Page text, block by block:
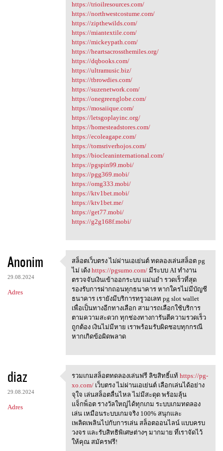
https://trioilresources.com/
https://northwestcostume.com/
https://zipthewilds.com/
https://miantextile.com/
https://mickeypath.com/
https://heartsacrossthemiles.org/
https://dqbooks.com/
https://ultramusic.biz/
https://tbrowdies.com/
https://suzenetwork.com/
https://onegreenglobe.com/
https://mosaiique.com/
https://letsgoplayinc.org/
https://homesteadstores.com/
https://ecoleagape.com/
https://tomsriverhojos.com/
https://biocleaninternational.com/
https://pgspin99.mobi/
https://pgg369.mobi/
https://omg333.mobi/
https://ktv1bet.mobi/
https://ktv1bet.me/
https://get77.mobi/
https://g2g168f.mobi/
Anonim
29.08.2024
Adres
สล็อตเว็บตรง ไม่ผ่านเอเย่นต์
สล็อตเว็บตรง ไม่ผ่านเอเย่นต์ ทดลองเล่นสล็อต pg
ไม่ เด้ง https://pgsumo.com/มีระบบ AI ทำงาน
ตรวจจับเงินเข้าออกระบบ แม่นยำ รวดเร็วที่สุด
รองรับการฝากถอนทุกธนาคาร หากใครไม่มีบัญชี
ธนาคาร เรายังมีบริการทรูวอเลท pg slot wallet
เพื่อเป็นทางอีกทางเลือก สามารถเลือกใช้บริการ
ตามความสะดวก ทุกช่องทางการันตีความรวดเร็ว
ถูกต้อง เงินไม่มีหาย เราพร้อมรับผิดชอบทุกกรณี
หากเกิดข้อผิดพลาด
diaz
29.08.2024
Adres
รวมเกมสล็อตทดลองเล่นฟรี
รวมเกมสล็อตทดลองเล่นฟรี ลิขสิทธิ์แท้ https://pg-
xo.com/เว็บตรง ไม่ผ่านเอเย่นต์ เลือกเล่นได้อย่าง
จุใจ เล่นสล็อตลื่นไหล ไม่มีสะดุด พร้อมลุ้น
แจ็กพ็อต รางวัลใหญ่ได้ทุกเกม ระบบเกมทดลอง
เล่น เหมือนระบบเกมจริง 100% สนุกและ
เพลิดเพลินไปกับการเล่น สล็อตออนไลน์ แบบครบ
วงจร และรับสิทธิพิเศษต่างๆ มากมาย ที่เราจัดไว้
ให้คุณ สมัครฟรี!